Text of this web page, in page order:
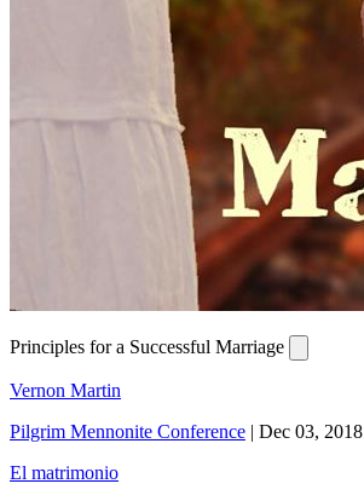
Principles for a Successful Marriage
Vernon Martin
Pilgrim Mennonite Conference | Dec 03, 2018
El matrimonio